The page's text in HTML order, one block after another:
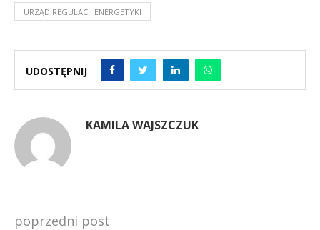
URZĄD REGULACJI ENERGETYKI
UDOSTĘPNIJ
KAMILA WAJSZCZUK
poprzedni post